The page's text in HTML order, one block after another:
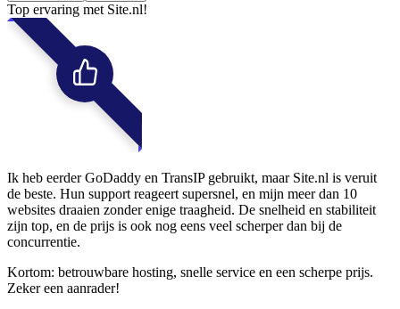
Top ervaring met Site.nl!
Ik heb eerder GoDaddy en TransIP gebruikt, maar Site.nl is veruit
de beste. Hun support reageert supersnel, en mijn meer dan 10
websites draaien zonder enige traagheid. De snelheid en stabiliteit
zijn top, en de prijs is ook nog eens veel scherper dan bij de
concurrentie.
Kortom: betrouwbare hosting, snelle service en een scherpe prijs.
Zeker een aanrader!